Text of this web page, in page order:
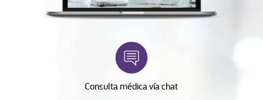
Consulta médica vía chat